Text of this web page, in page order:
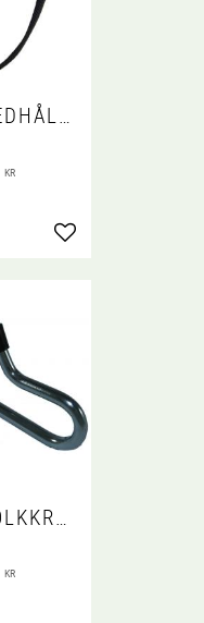
BAGGEN NEDHÅLLARBAND 1 PAR
KR
Lägg till i favoriter
BAGGEN TOLKKROK
KR